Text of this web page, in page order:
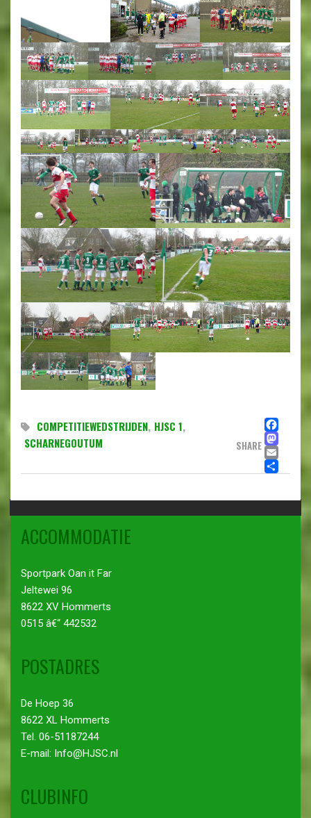
COMPETITIEWEDSTRIJDEN, HJSC 1,
SCHARNEGOUTUM
SHARE
ACCOMMODATIE
Sportpark Oan it Far
Jeltewei 96
8622 XV Hommerts
0515 â€“ 442532
POSTADRES
De Hoep 36
8622 XL Hommerts
Tel. 06-51187244
E-mail: Info@HJSC.nl
CLUBINFO